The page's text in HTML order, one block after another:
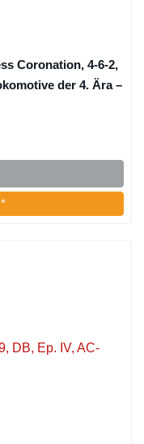
Coronation, 4-6-2,
der 4. Ära –
*